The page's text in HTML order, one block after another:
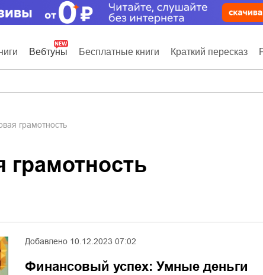
Вебтуны Бесплатные книги Краткий пересказ
грамотность
грамотность
Добавлено 10.12.2023 07:02
Финансовый успех: Умные деньги